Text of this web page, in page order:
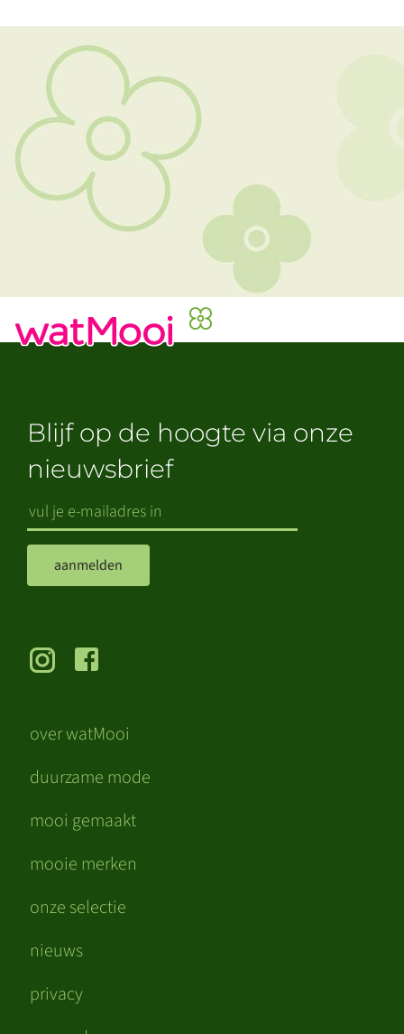
over watMooi
duurzame mode
mooi gemaakt
mooie merken
onze selectie
nieuws
privacy
Blijf op de hoogte via onze
nieuwsbrief
aanmelden